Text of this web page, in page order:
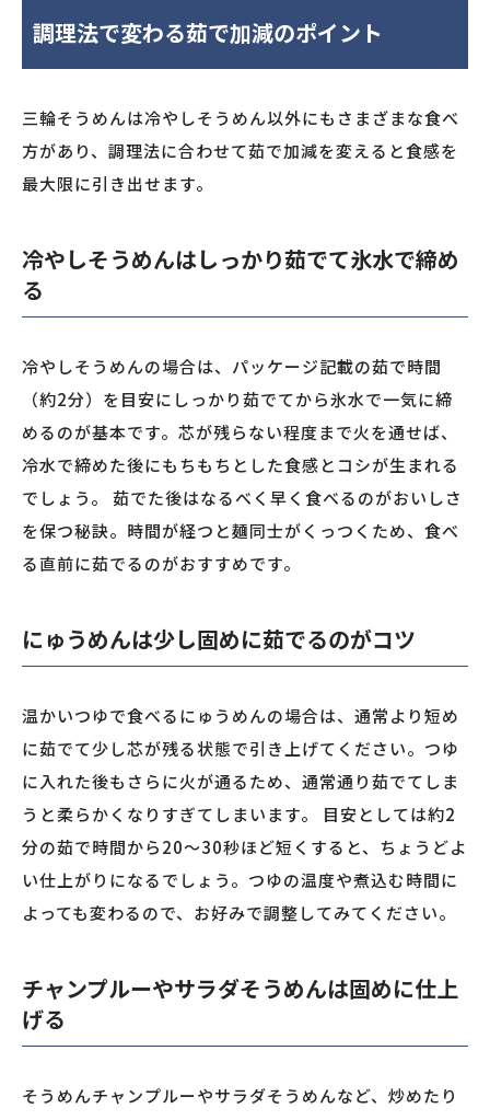
調理法で変わる茹で加減のポイント
三輪そうめんは冷やしそうめん以外にもさまざまな食べ
方があり、調理法に合わせて茹で加減を変えると食感を
最大限に引き出せます。
冷やしそうめんはしっかり茹でて氷水で締め
る
冷やしそうめんの場合は、パッケージ記載の茹で時間
（約2分）を目安にしっかり茹でてから氷水で一気に締
めるのが基本です。芯が残らない程度まで火を通せば、
冷水で締めた後にもちもちとした食感とコシが生まれる
でしょう。 茹でた後はなるべく早く食べるのがおいしさ
を保つ秘訣。時間が経つと麺同士がくっつくため、食べ
る直前に茹でるのがおすすめです。
にゅうめんは少し固めに茹でるのがコツ
温かいつゆで食べるにゅうめんの場合は、通常より短め
に茹でて少し芯が残る状態で引き上げてください。つゆ
に入れた後もさらに火が通るため、通常通り茹でてしま
うと柔らかくなりすぎてしまいます。 目安としては約2
分の茹で時間から20〜30秒ほど短くすると、ちょうどよ
い仕上がりになるでしょう。つゆの温度や煮込む時間に
よっても変わるので、お好みで調整してみてください。
チャンプルーやサラダそうめんは固めに仕上
げる
そうめんチャンプルーやサラダそうめんなど、炒めたり